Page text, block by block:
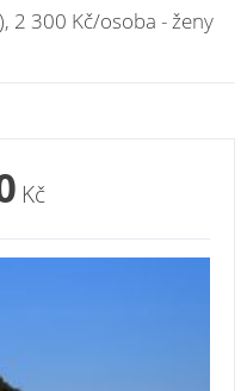
2 300 Kč/osoba - ženy
Kč